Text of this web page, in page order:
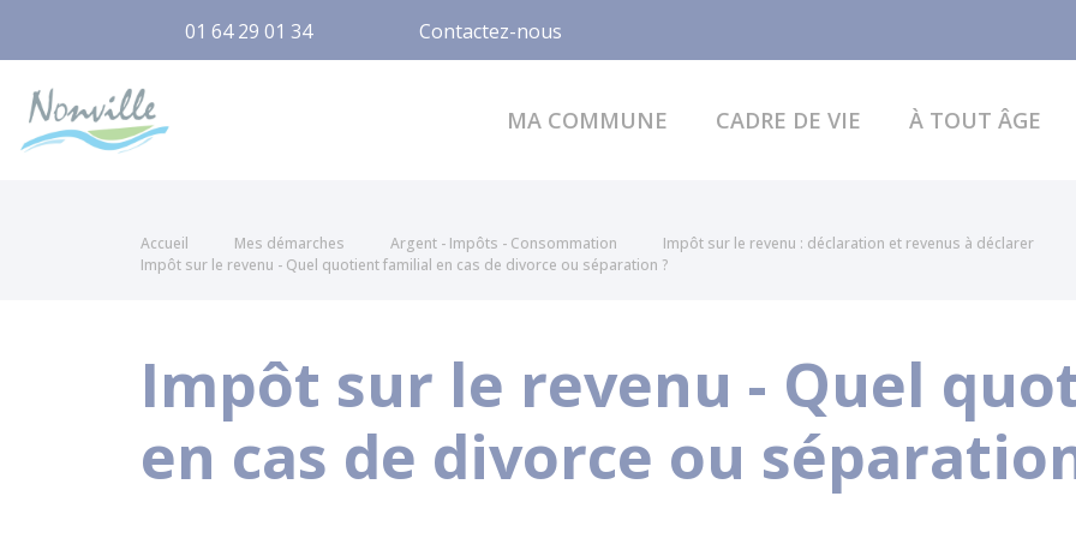
01 64 29 01 34 Contactez-nous
MA COMMUNE CADRE DE VIE À TOUT ÂGE
Accueil Mes démarches Argent - Impôts - Consommation
Impôt sur le revenu : déclaration et revenus à déclarer
Impôt sur le revenu - Quel quotient familial en cas de divorce ou séparation ?
Impôt sur le revenu - Quel
en cas de divorce ou